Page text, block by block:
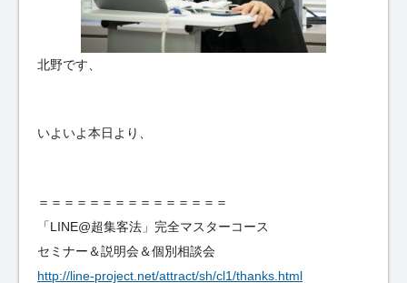
北野です、
いよいよ本日より、
＝＝＝＝＝＝＝＝＝＝＝＝＝＝＝
「LINE@超集客法」完全マスターコース
セミナー＆説明会＆個別相談会
http://line-project.net/attract/sh/cl1/thanks.html